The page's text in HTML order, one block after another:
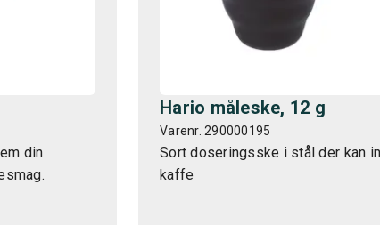
din
Hario måleske, 12 g
Varenr. 290000195
Sort doseringsske i stål der kan
kaffe